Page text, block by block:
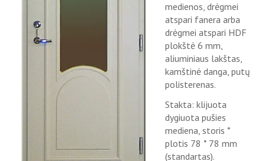
medienos, drėgmei
atspari fanera arba
drėgmei atspari HDF
plokštė 6 mm,
aliuminiaus lakštas,
kamštinė danga, putų
polisterenas.
Stakta: klijuota
dygiuota pušies
mediena, storis *
plotis 78 * 78 mm
(standartas).